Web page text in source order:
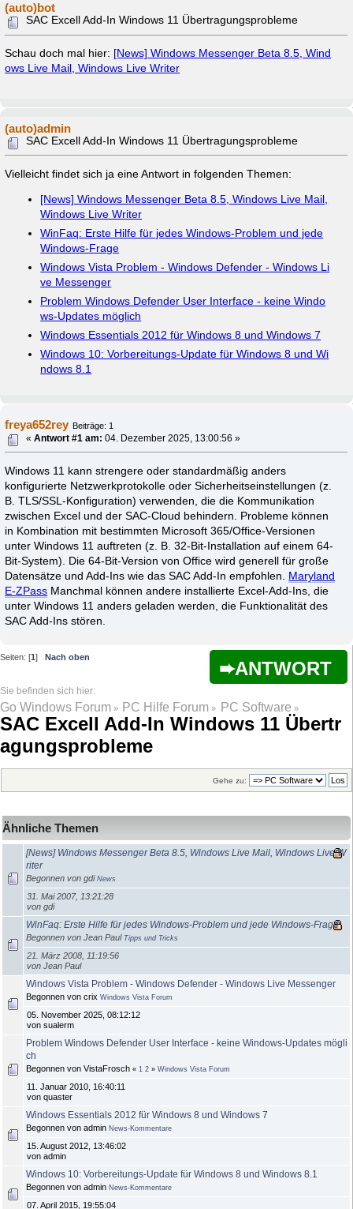
(auto)bot
SAC Excell Add-In Windows 11 Übertragungsprobleme
Schau doch mal hier: [News] Windows Messenger Beta 8.5, Wind
ows Live Mail, Windows Live Writer
(auto)admin
SAC Excell Add-In Windows 11 Übertragungsprobleme
Vielleicht findet sich ja eine Antwort in folgenden Themen:
[News] Windows Messenger Beta 8.5, Windows Live Mail,
Windows Live Writer
WinFaq: Erste Hilfe für jedes Windows-Problem und jede
Windows-Frage
Windows Vista Problem - Windows Defender - Windows Li
ve Messenger
Problem Windows Defender User Interface - keine Windo
ws-Updates möglich
Windows Essentials 2012 für Windows 8 und Windows 7
Windows 10: Vorbereitungs-Update für Windows 8 und Wi
ndows 8.1
freya652rey Beiträge: 1
«Antwort #1 am: 04. Dezember 2025, 13:00:56 »
Windows 11 kann strengere oder standardmäßig anders
konfigurierte Netzwerkprotokolle oder Sicherheitseinstellungen (z.
B. TLS/SSL-Konfiguration) verwenden, die die Kommunikation
zwischen Excel und der SAC-Cloud behindern. Probleme können
in Kombination mit bestimmten Microsoft 365/Office-Versionen
unter Windows 11 auftreten (z. B. 32-Bit-Installation auf einem 64-
Bit-System). Die 64-Bit-Version von Office wird generell für große
Datensätze und Add-Ins wie das SAC Add-In empfohlen.
Maryland
E-ZPass Manchmal können andere installierte Excel-Add-Ins, die
unter Windows 11 anders geladen werden, die Funktionalität des
SAC Add-Ins stören.
ANTWORT
Seiten: [1 ] Nach oben
Go Windows Forum » PC Hilfe Forum » PC Software »
SAC Excell Add-In Windows 11 Übertr
agungsprobleme
Gehe zu:
Ähnliche Themen
[News] Windows Messenger Beta 8.5, Windows Live Mail, Windows Live W
riter
Begonnen von gdi News
31. Mai 2007, 13:21:28
von gdi
WinFaq: Erste Hilfe für jedes Windows-Problem und jede Windows-Frage
Begonnen von Jean Paul Tipps und Tricks
21. März 2008, 11:19:56
von Jean Paul
Windows Vista Problem - Windows Defender - Windows Live Messenger
Begonnen von crix Windows Vista Forum
05. November 2025, 08:12:12
von sualerm
Problem Windows Defender User Interface - keine Windows-Updates mögli
ch
Begonnen von VistaFrosch « 1 2 » Windows Vista Forum
11. Januar 2010, 16:40:11
von quaster
Windows Essentials 2012 für Windows 8 und Windows 7
Begonnen von admin News-Kommentare
15. August 2012, 13:46:02
von admin
Windows 10: Vorbereitungs-Update für Windows 8 und Windows 8.1
Begonnen von admin News-Kommentare
07. April 2015, 19:55:04